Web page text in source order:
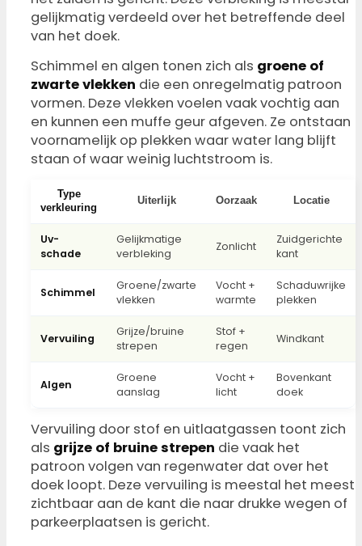
gelijkmatig verdeeld over het betreffende deel
van het doek.
Schimmel en algen tonen zich als groene of
zwarte vlekken die een onregelmatig patroon
vormen. Deze vlekken voelen vaak vochtig aan
en kunnen een muffe geur afgeven. Ze ontstaan
voornamelijk op plekken waar water lang blijft
staan of waar weinig luchtstroom is.
Type
verkleuring
Uiterlijk Oorzaak Locatie
Uv-
schade
Gelijkmatige
verbleking
Zonlicht
Zuidgerichte
kant
Schimmel
Groene/zwarte
vlekken
Vocht +
warmte
Schaduwrijke
plekken
Vervuiling
Grijze/bruine
strepen
Stof +
regen
Windkant
Algen
Groene
aanslag
Vocht +
licht
Bovenkant
doek
Vervuiling door stof en uitlaatgassen toont zich
als grijze of bruine strepen die vaak het
patroon volgen van regenwater dat over het
doek loopt. Deze vervuiling is meestal het meest
zichtbaar aan de kant die naar drukke wegen of
parkeerplaatsen is gericht.